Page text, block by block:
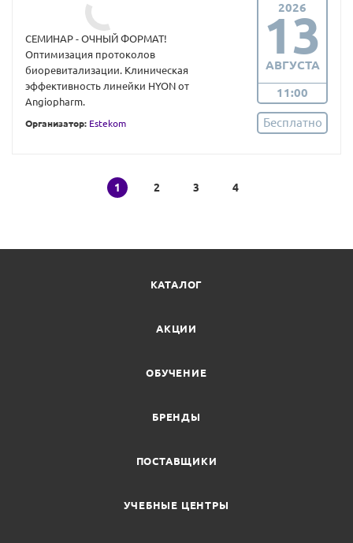
СЕМИНАР - ОЧНЫЙ ФОРМАТ!
Оптимизация протоколов
биоревитализации. Клиническая
эффективность линейки HYON от
Angiopharm.
Организатор: Estekom
2026
13
АВГУСТА
11:00
Бесплатно
1 2 3 4
КАТАЛОГ
АКЦИИ
ОБУЧЕНИЕ
БРЕНДЫ
ПОСТАВЩИКИ
УЧЕБНЫЕ ЦЕНТРЫ